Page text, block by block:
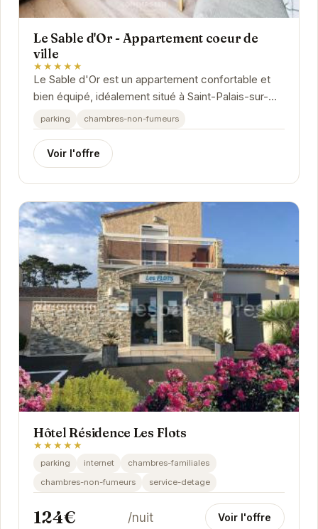
Le Sable d'Or - Appartement coeur de
ville
★★★★★
Le Sable d'Or est un appartement confortable et
bien équipé, idéalement situé à Saint-Palais-sur-
Mer. Proche des plages et des commerces, il...
parking chambres-non-fumeurs
Voir l'offre
Hôtel Résidence Les Flots
★★★★★
parking internet
chambres-familiales
chambres-non-fumeurs
service-detage
124€ /nuit Voir l'offre